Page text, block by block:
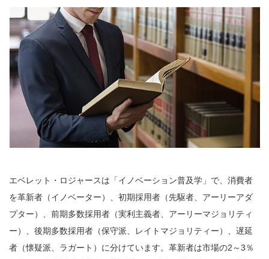
エベレット・ロジャースは「イノベーション普及学」で、消費者
を革新者（イノベーター）、初期採用者（先駆者、アーリーアダ
プター）、前期多数採用者（実利主義者、アーリーマジョリティ
ー）、後期多数採用者（保守派、レイトマジョリティー）、遅延
者（懐疑派、ラガート）に分けています。革新者は市場の2～3％